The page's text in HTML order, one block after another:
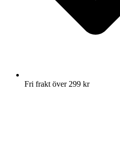
Fri frakt över 299 kr